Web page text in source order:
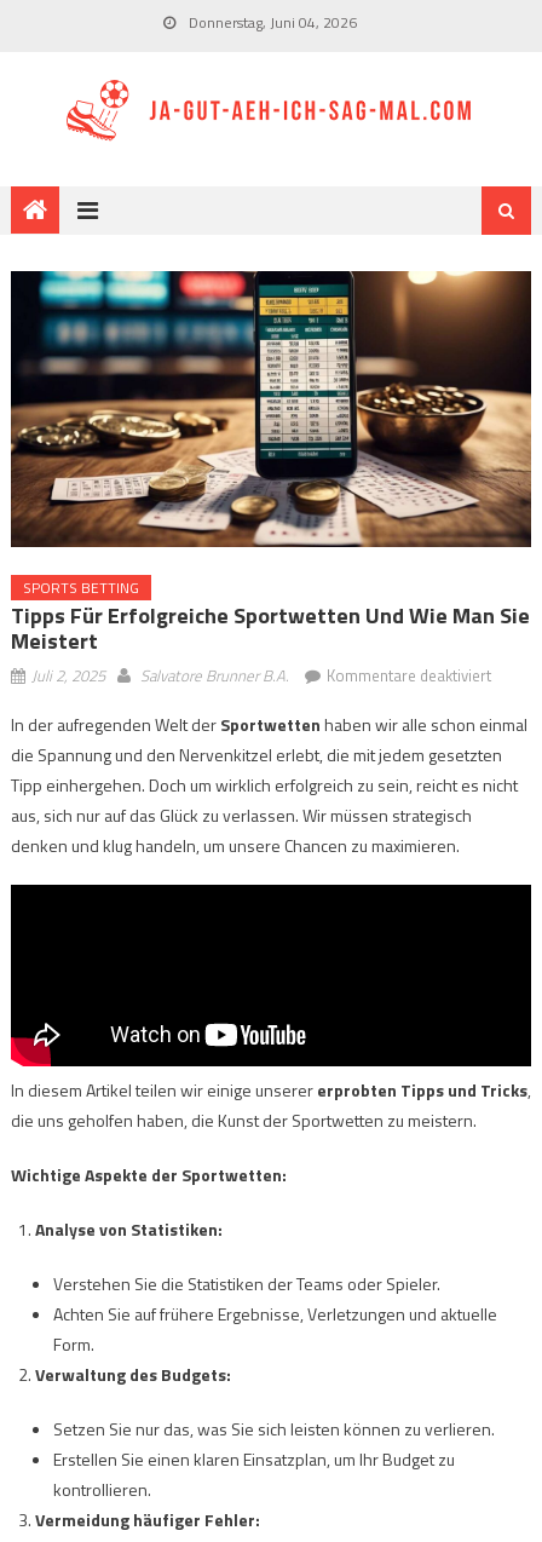
Donnerstag, Juni 04, 2026
SPORTS BETTING
Tipps Für Erfolgreiche Sportwetten Und Wie Man Sie
Meistert
Juli 2, 2025 Salvatore Brunner B.A. Kommentare deaktiviertfür
für
In der aufregenden Welt derSportwettenhaben wir alle schon einmal
die Spannung und den Nervenkitzel erlebt, die mit jedem gesetzten
Tipp einhergehen. Doch um wirklich erfolgreich zu sein, reicht es nicht
aus, sich nur auf das Glück zu verlassen. Wir müssen strategisch
denken und klug handeln, um unsere Chancen zu maximieren.
In diesem Artikel teilen wir einige unserererprobten Tipps und Tricks,
die uns geholfen haben, die Kunst der Sportwetten zu meistern.
Wichtige Aspekte der Sportwetten:
Analyse von Statistiken:
Verstehen Sie die Statistiken der Teams oder Spieler.
Achten Sie auf frühere Ergebnisse, Verletzungen und aktuelle
Form.
Verwaltung des Budgets:
Setzen Sie nur das, was Sie sich leisten können zu verlieren.
Erstellen Sie einen klaren Einsatzplan, um Ihr Budget zu
kontrollieren.
Vermeidung häufiger Fehler: